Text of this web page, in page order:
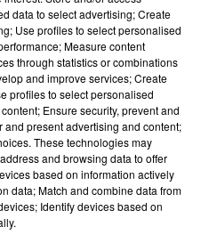
data to select advertising; Create
Use profiles to select personalised
Measure content
through statistics or combinations
and improve services; Create
profiles to select personalised
Ensure security, prevent and
present advertising and content;
These technologies may
and browsing data to offer
based on information actively
data; Match and combine data from
Identify devices based on